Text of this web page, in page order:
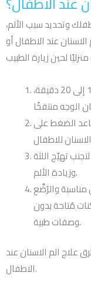
وتحديد سبب الألم،
عند الاطفال أو
وضع الثلج على خد الطفل من الخارج لمدة 10 إلى 20 دقيقة،
الضغط على
تهيّج اللثة
وزيادة الألم.
مناسبة والرُضَّع
مُتاحة بدون
وصفات طبية.
علاج الم الاسنان عند
الاطفال.